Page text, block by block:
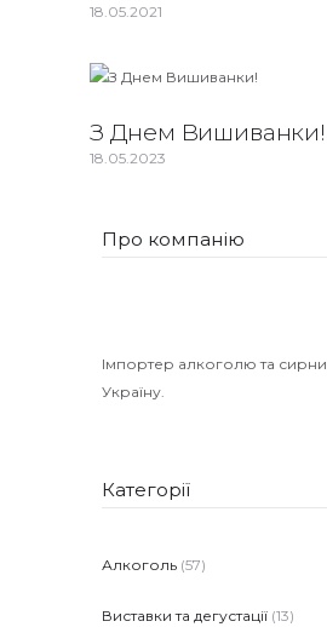
18.05.2021
З Днем Вишиванки!
18.05.2023
Про компанію
Імпортер алкоголю та
Україну.
Категорії
Алкоголь (57)
Виставки та дегустації (13)